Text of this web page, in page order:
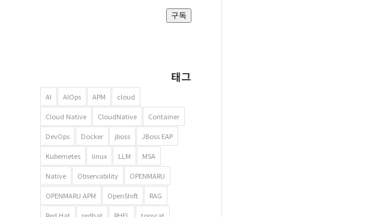
주소
구독
태그
AI AIOps APM cloud
Cloud Native CloudNative Container
DevOps Docker jboss JBoss EAP
Kubernetes linux LLM MSA
Native Observability OPENMARU
OPENMARU APM OpenShift RAG